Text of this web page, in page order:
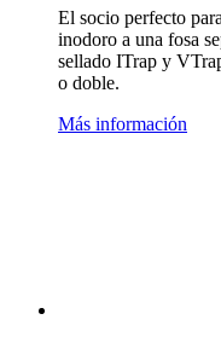
El socio perfecto
inodoro a una fosa
sellado ITrap y
o doble.
Más información